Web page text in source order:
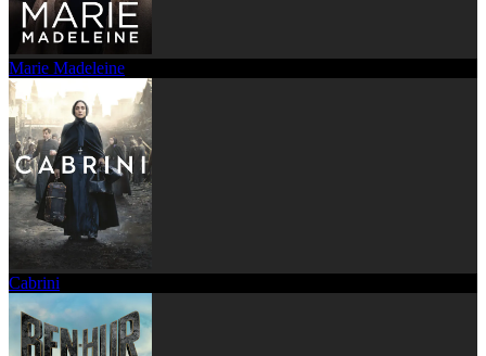
Marie Madeleine
Cabrini